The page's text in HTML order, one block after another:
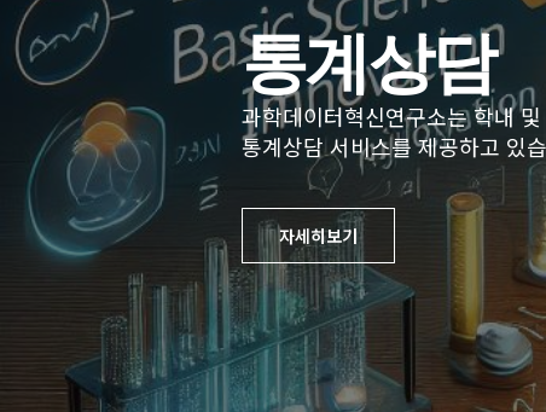
과학데이
통계학 및 데이터과학의 방법론
데이터 기반 접근법을 통한 기초
혁신적인 발견을 주도합니다.
자세히보기
통계상담
과학데이터혁신연구소는 학내
통계상담 서비스를 제공하고 있
자세히보기
통계, 데이
애널리틱
과학데이터혁신연구소는 여름
서울대학교 통계학과 교수진이
공개강좌를 개설하고 있습니다.
자세히보기
과학데이
통계학 및 데이터과학의 방법론
데이터 기반 접근법을 통한 기초
혁신적인 발견을 주도합니다.
자세히보기
통계상담
과학데이터혁신연구소는 학내
통계상담 서비스를 제공하고 있
자세히보기
통계, 데이
애널리틱
과학데이터혁신연구소는 여름
서울대학교 통계학과 교수진이
공개강좌를 개설하고 있습니다.
자세히보기
과학데이
통계학 및 데이터과학의 방법론
데이터 기반 접근법을 통한 기초
혁신적인 발견을 주도합니다.
자세히보기
통계상담
과학데이터혁신연구소는 학내
통계상담 서비스를 제공하고 있
자세히보기
통계, 데이
애널리틱
과학데이터혁신연구소는 여름
서울대학교 통계학과 교수진이
공개강좌를 개설하고 있습니다.
자세히보기